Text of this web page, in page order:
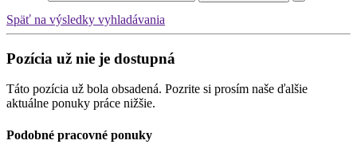
Späť na výsledky vyhladávania
Pozícia už nie je dostupná
Táto pozícia už bola obsadená. Pozrite si prosím naše ďalšie
aktuálne ponuky práce nižšie.
Podobné pracovné ponuky